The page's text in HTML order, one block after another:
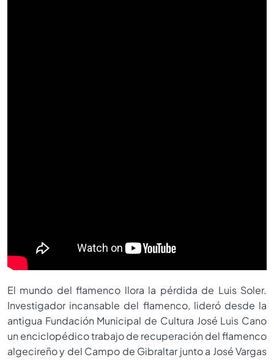
El mundo del flamenco llora la pérdida de Luis Soler.
Investigador incansable del flamenco, lideró desde la
antigua Fundación Municipal de Cultura José Luis Cano
un enciclopédico trabajo de recuperación del flamenco
algecireño y del Campo de Gibraltar junto a José Vargas